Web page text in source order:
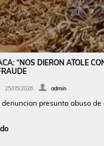
“NOS DIERON ATOLE
25/05/2026 admin
presunto abuso de